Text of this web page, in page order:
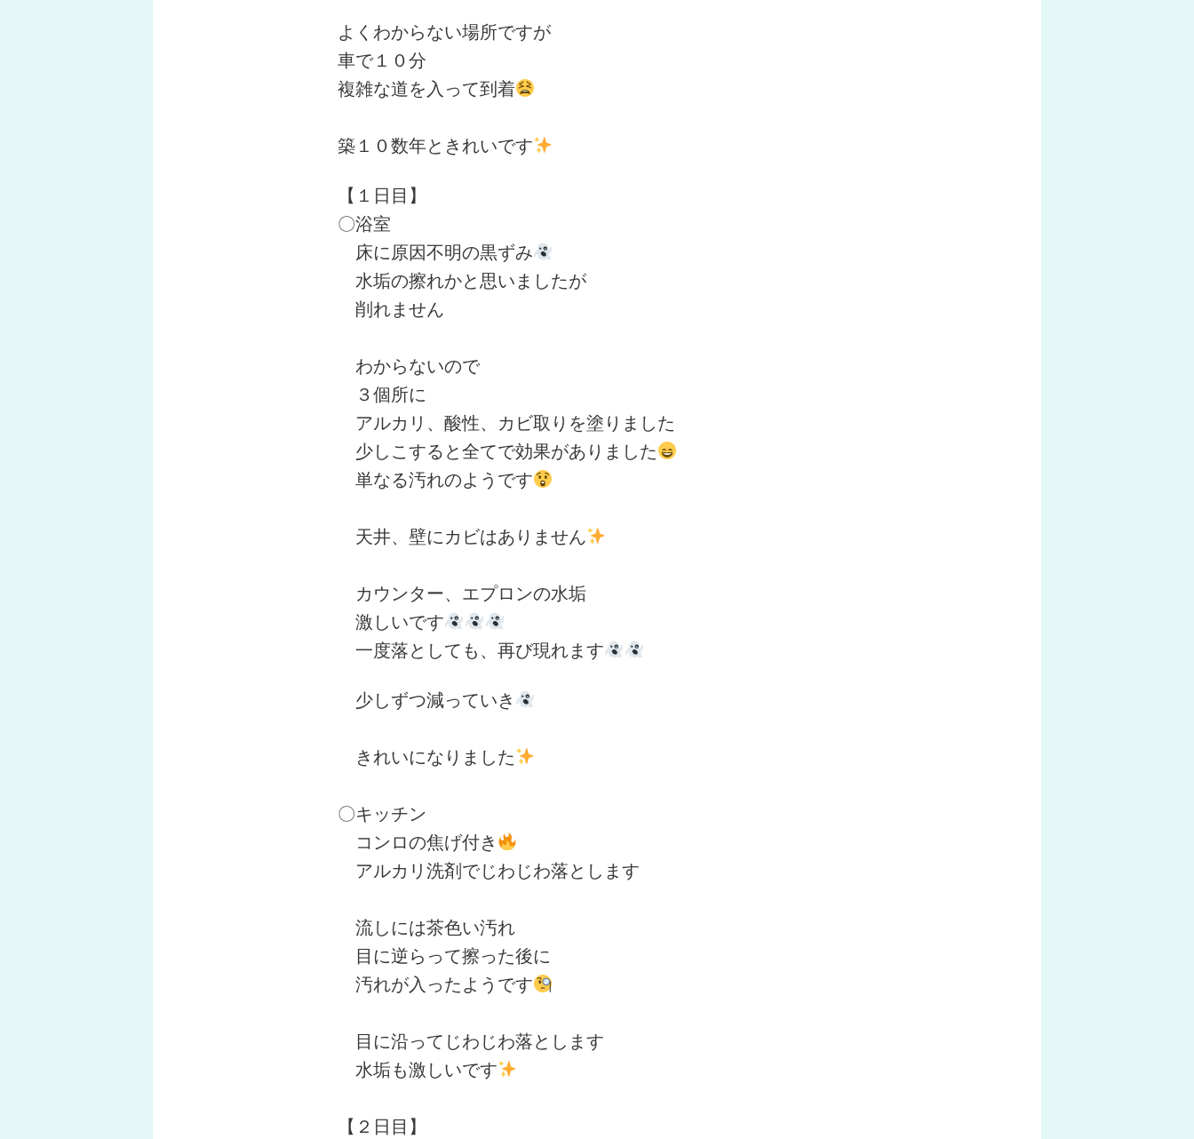
よくわからない場所ですが
車で１０分
複雑な道を入って到着
築１０数年ときれいです
【１日目】
〇浴室
床に原因不明の黒ずみ
水垢の擦れかと思いましたが
削れません
わからないので
３個所に
アルカリ、酸性、カビ取りを塗りました
少しこすると全てで効果がありました
単なる汚れのようです
天井、壁にカビはありません
カウンター、エプロンの水垢
激しいです
一度落としても、再び現れます
少しずつ減っていき
きれいになりました
〇キッチン
コンロの焦げ付き
アルカリ洗剤でじわじわ落とします
流しには茶色い汚れ
目に逆らって擦った後に
汚れが入ったようです
目に沿ってじわじわ落とします
水垢も激しいです
【２日目】